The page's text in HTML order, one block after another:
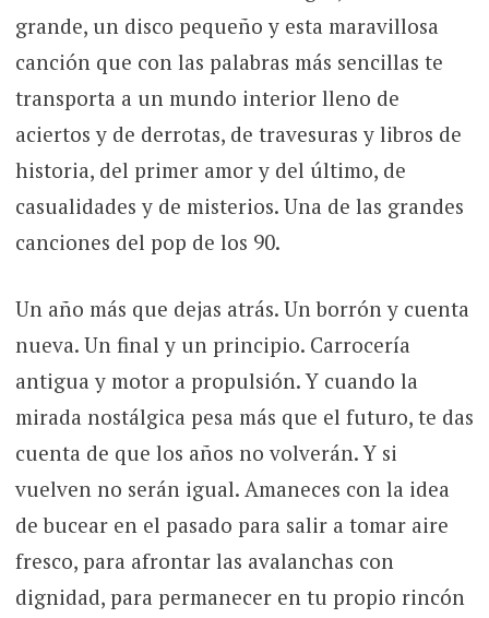
grande, un disco pequeño y esta maravillosa
canción que con las palabras más sencillas te
transporta a un mundo interior lleno de
aciertos y de derrotas, de travesuras y libros de
historia, del primer amor y del último, de
casualidades y de misterios. Una de las grandes
canciones del pop de los 90.
Un año más que dejas atrás. Un borrón y cuenta
nueva. Un final y un principio. Carrocería
antigua y motor a propulsión. Y cuando la
mirada nostálgica pesa más que el futuro, te das
cuenta de que los años no volverán. Y si
vuelven no serán igual. Amaneces con la idea
de bucear en el pasado para salir a tomar aire
fresco, para afrontar las avalanchas con
dignidad, para permanecer en tu propio rincón